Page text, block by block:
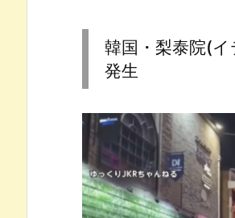
韓国・梨泰院(
発生